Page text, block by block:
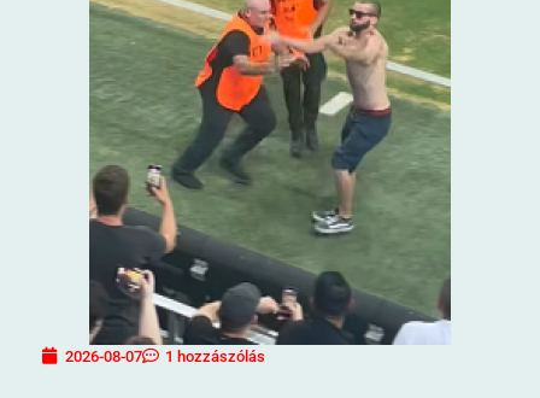
2026-08-07 1 hozzászólás